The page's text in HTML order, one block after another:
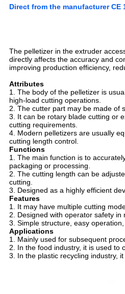
Direct from the manufacturer
The pelletizer in the extruder
directly affects the accuracy and
improving production efficiency,
Attributes
The body of the pelletizer is
high-load cutting operations.
The cutter part may be made of
It can be rotary blade cutting or
cutting requirements.
Modern pelletizers are usually
cutting length control.
Functions
The main function is to
packaging or processing.
The cutting length can be
cutting.
Designed as a highly efficient
Features
It may have multiple cutting
Designed with operator safety
Simple structure, easy
Applications
Mainly used for subsequent
In the food industry, it is used to
In the plastic recycling industry,